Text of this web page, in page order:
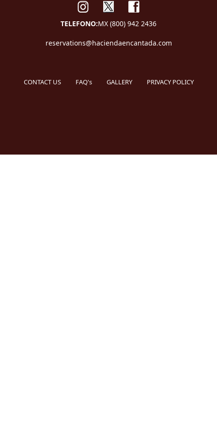
TELEFONO:MX (800) 942 2436
reservations@haciendaencantada.com
CONTACT US FAQ's GALLERY PRIVACY POLICY